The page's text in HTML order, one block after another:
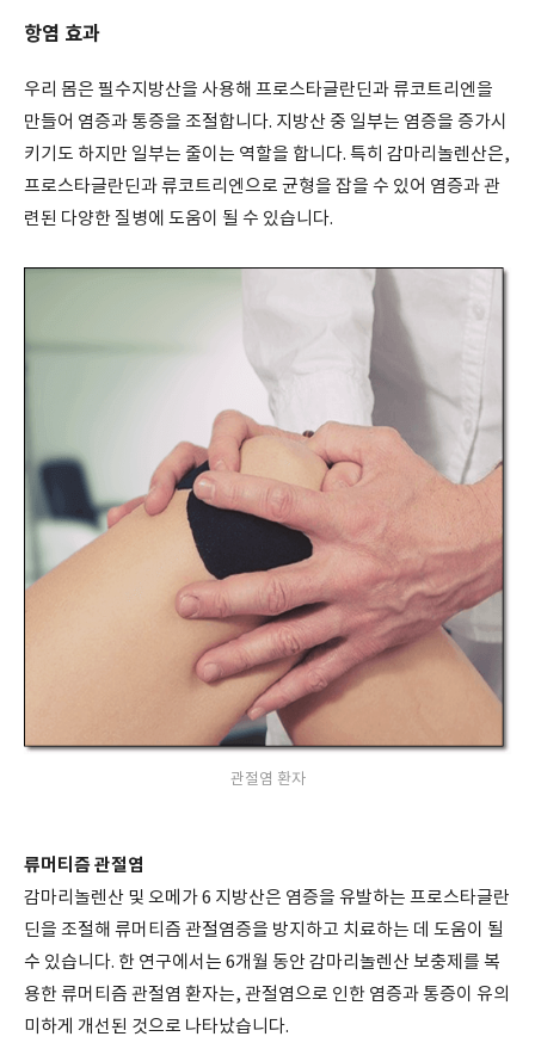
항염 효과
우리 몸은 필수지방산을 사용해 프로스타글란딘과 류코트리엔을
만들어 염증과 통증을 조절합니다. 지방산 중 일부는 염증을 증가시
키기도 하지만 일부는 줄이는 역할을 합니다. 특히 감마리놀렌산은,
프로스타글란딘과 류코트리엔으로 균형을 잡을 수 있어 염증과 관
련된 다양한 질병에 도움이 될 수 있습니다.
관절염 환자
류머티즘 관절염
감마리놀렌산 및 오메가 6 지방산은 염증을 유발하는 프로스타글란
딘을 조절해 류머티즘 관절염증을 방지하고 치료하는 데 도움이 될
수 있습니다. 한 연구에서는 6개월 동안 감마리놀렌산 보충제를 복
용한 류머티즘 관절염 환자는, 관절염으로 인한 염증과 통증이 유의
미하게 개선된 것으로 나타났습니다.